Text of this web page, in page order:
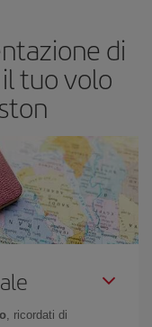
di
tuo volo
, ricordati di